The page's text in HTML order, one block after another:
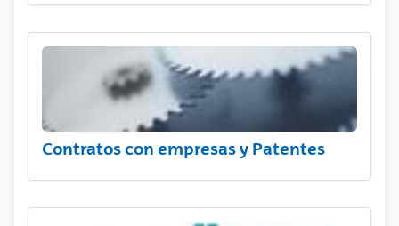
Contratos con empresas y Patentes